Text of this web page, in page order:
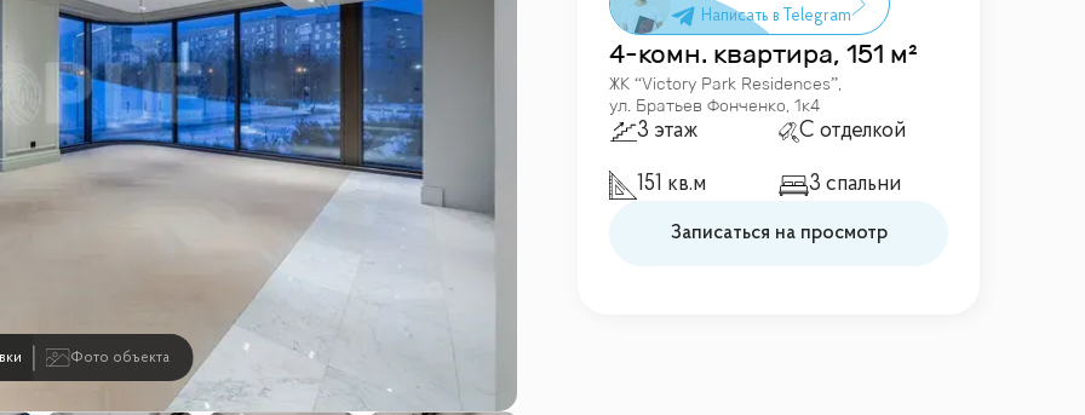
Фото объекта
4-комн. квартира, 151 м²
ЖК “Victory Park Residences”,
ул. Братьев Фонченко, 1к4
3 этаж С отделкой
151 кв.м 3 спальни
Записаться на просмотр